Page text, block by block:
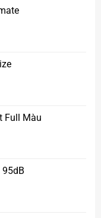
gian.
Full Màu